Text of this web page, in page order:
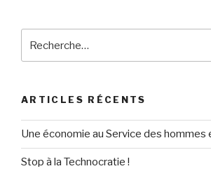
ARTICLES RÉCENTS
Une économie au Service des hommes
Stop à la Technocratie !